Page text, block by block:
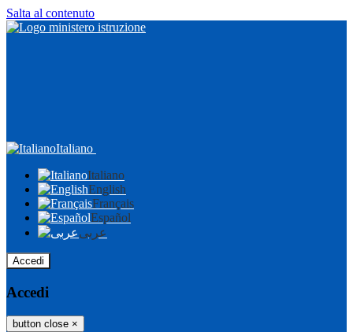
Salta al contenuto
Italiano
Italiano
English
Français
Español
عربى
Accedi
Accedi
button close ×